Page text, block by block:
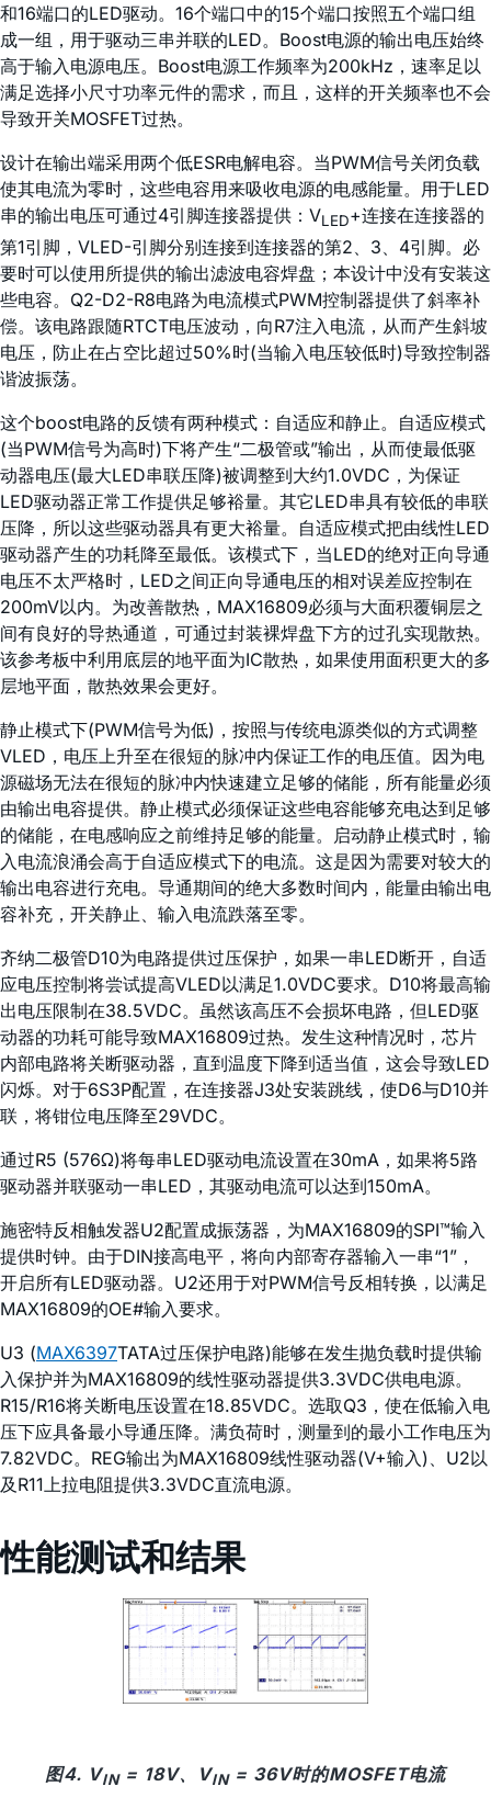
和16端口的LED驱动。16个端口中的15个端口按照五个端口组
成一组，用于驱动三串并联的LED。Boost电源的输出电压始终
高于输入电源电压。Boost电源工作频率为200kHz，速率足以
满足选择小尺寸功率元件的需求，而且，这样的开关频率也不会
导致开关MOSFET过热。
设计在输出端采用两个低ESR电解电容。当PWM信号关闭负载
使其电流为零时，这些电容用来吸收电源的电感能量。用于LED
串的输出电压可通过4引脚连接器提供：VLED+连接在连接器的
第1引脚，VLED-引脚分别连接到连接器的第2、3、4引脚。必
要时可以使用所提供的输出滤波电容焊盘；本设计中没有安装这
些电容。Q2-D2-R8电路为电流模式PWM控制器提供了斜率补
偿。该电路跟随RTCT电压波动，向R7注入电流，从而产生斜坡
电压，防止在占空比超过50%时(当输入电压较低时)导致控制器
谐波振荡。
这个boost电路的反馈有两种模式：自适应和静止。自适应模式
(当PWM信号为高时)下将产生“二极管或”输出，从而使最低驱
动器电压(最大LED串联压降)被调整到大约1.0VDC，为保证
LED驱动器正常工作提供足够裕量。其它LED串具有较低的串联
压降，所以这些驱动器具有更大裕量。自适应模式把由线性LED
驱动器产生的功耗降至最低。该模式下，当LED的绝对正向导通
电压不太严格时，LED之间正向导通电压的相对误差应控制在
200mV以内。为改善散热，MAX16809必须与大面积覆铜层之
间有良好的导热通道，可通过封装裸焊盘下方的过孔实现散热。
该参考板中利用底层的地平面为IC散热，如果使用面积更大的多
层地平面，散热效果会更好。
静止模式下(PWM信号为低)，按照与传统电源类似的方式调整
VLED，电压上升至在很短的脉冲内保证工作的电压值。因为电
源磁场无法在很短的脉冲内快速建立足够的储能，所有能量必须
由输出电容提供。静止模式必须保证这些电容能够充电达到足够
的储能，在电感响应之前维持足够的能量。启动静止模式时，输
入电流浪涌会高于自适应模式下的电流。这是因为需要对较大的
输出电容进行充电。导通期间的绝大多数时间内，能量由输出电
容补充，开关静止、输入电流跌落至零。
齐纳二极管D10为电路提供过压保护，如果一串LED断开，自适
应电压控制将尝试提高VLED以满足1.0VDC要求。D10将最高输
出电压限制在38.5VDC。虽然该高压不会损坏电路，但LED驱
动器的功耗可能导致MAX16809过热。发生这种情况时，芯片
内部电路将关断驱动器，直到温度下降到适当值，这会导致LED
闪烁。对于6S3P配置，在连接器J3处安装跳线，使D6与D10并
联，将钳位电压降至29VDC。
通过R5 (576Ω)将每串LED驱动电流设置在30mA，如果将5路
驱动器并联驱动一串LED，其驱动电流可以达到150mA。
施密特反相触发器U2配置成振荡器，为MAX16809的SPI™输入
提供时钟。由于DIN接高电平，将向内部寄存器输入一串“1”，
开启所有LED驱动器。U2还用于对PWM信号反相转换，以满足
MAX16809的OE#输入要求。
U3 (MAX6397TATA过压保护电路)能够在发生抛负载时提供输
入保护并为MAX16809的线性驱动器提供3.3VDC供电电源。
R15/R16将关断电压设置在18.85VDC。选取Q3，使在低输入电
压下应具备最小导通压降。满负荷时，测量到的最小工作电压为
7.82VDC。REG输出为MAX16809线性驱动器(V+输入)、U2以
及R11上拉电阻提供3.3VDC直流电源。
性能测试和结果
图4. VIN= 18V、VIN= 36V时的MOSFET电流